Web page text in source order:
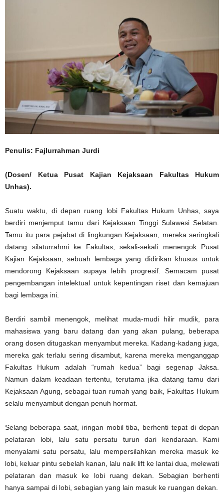
Penulis: Fajlurrahman Jurdi
(Dosen/
Ketua Pusat Kajian Kejaksaan Fakultas Hukum
Unhas).
Suatu waktu, di depan ruang lobi Fakultas Hukum Unhas, saya
berdiri menjemput tamu dari Kejaksaan Tinggi Sulawesi Selatan.
Tamu itu para pejabat di lingkungan Kejaksaan, mereka seringkali
datang silaturrahmi ke Fakultas, sekali-sekali menengok Pusat
Kajian Kejaksaan, sebuah lembaga yang didirikan khusus untuk
mendorong Kejaksaan supaya lebih progresif. Semacam pusat
pengembangan intelektual untuk kepentingan riset dan kemajuan
bagi lembaga ini.
Berdiri sambil menengok, melihat muda-mudi hilir mudik, para
mahasiswa yang baru datang dan yang akan pulang, beberapa
orang dosen ditugaskan menyambut mereka. Kadang-kadang juga,
mereka gak terlalu sering disambut, karena mereka menganggap
Fakultas Hukum adalah “rumah kedua” bagi segenap Jaksa.
Namun dalam keadaan tertentu, terutama jika datang tamu dari
Kejaksaan Agung, sebagai tuan rumah yang baik, Fakultas Hukum
selalu menyambut dengan penuh hormat.
Selang beberapa saat, iringan mobil tiba, berhenti tepat di depan
pelataran lobi, lalu satu persatu turun dari kendaraan. Kami
menyalami satu persatu, lalu mempersilahkan mereka masuk ke
lobi, keluar pintu sebelah kanan, lalu naik lift ke lantai dua, melewati
pelataran dan masuk ke lobi ruang dekan. Sebagian berhenti
hanya sampai di lobi, sebagian yang lain masuk ke ruangan dekan.